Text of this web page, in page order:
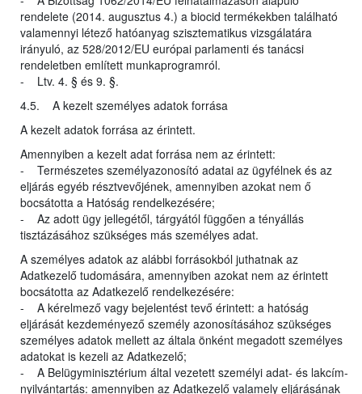
rendelete (2014. augusztus 4.) a biocid termékekben található
valamennyi létező hatóanyag szisztematikus vizsgálatára
irányuló, az 528/2012/EU európai parlamenti és tanácsi
rendeletben említett munkaprogramról.
- Ltv. 4. § és 9. §.
4.5. A kezelt személyes adatok forrása
A kezelt adatok forrása az érintett.
Amennyiben a kezelt adat forrása nem az érintett:
- Természetes személyazonosító adatai az ügyfélnek és az
eljárás egyéb résztvevőjének, amennyiben azokat nem ő
bocsátotta a Hatóság rendelkezésére;
- Az adott ügy jellegétől, tárgyától függően a tényállás
tisztázásához szükséges más személyes adat.
A személyes adatok az alábbi forrásokból juthatnak az
Adatkezelő tudomására, amennyiben azokat nem az érintett
bocsátotta az Adatkezelő rendelkezésére:
- A kérelmező vagy bejelentést tevő érintett: a hatóság
eljárását kezdeményező személy azonosításához szükséges
személyes adatok mellett az általa önként megadott személyes
adatokat is kezeli az Adatkezelő;
- A Belügyminisztérium által vezetett személyi adat- és lakcím-
nyilvántartás: amennyiben az Adatkezelő valamely eljárásának